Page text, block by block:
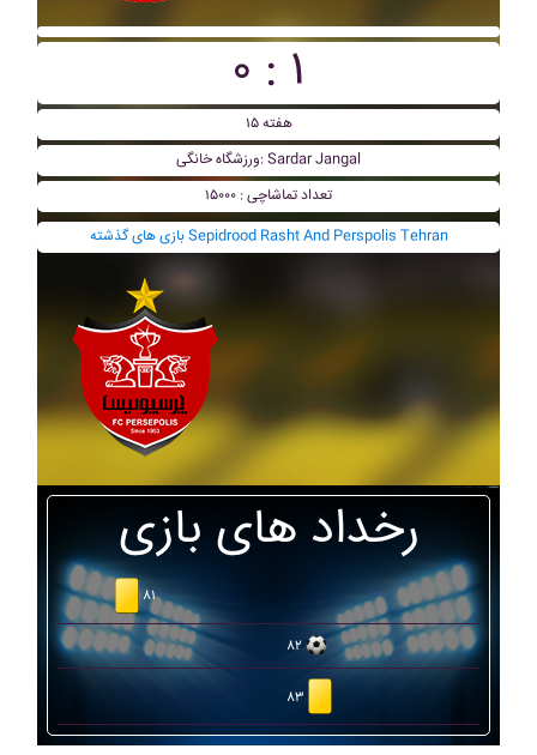
۰ : ۱
هفته ۱۵
ورزشگاه خانگی: Sardar Jangal
تعداد تماشاچی : ۱۵۰۰۰
بازی های گذشته Sepidrood Rasht And Perspolis Tehran
رخداد های بازی
۸۱
۸۲
۸۳